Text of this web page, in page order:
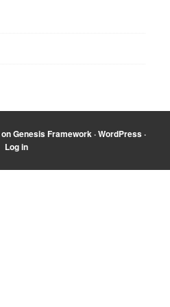
onGenesis Framework ·WordPress ·
Log in